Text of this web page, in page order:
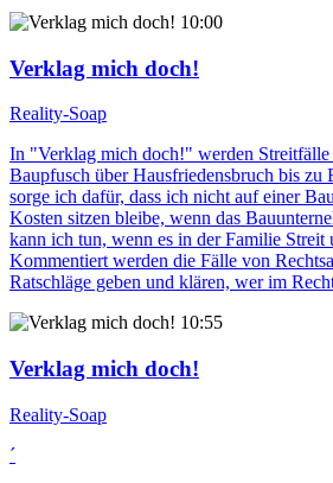
10:00
Verklag mich doch!
Reality-Soap
In "Verklag mich doch!" werden
Baupfusch über Hausfriedensbruch bis zu
sorge ich dafür, dass ich nicht auf einer
Kosten sitzen bleibe, wenn das
kann ich tun, wenn es in der Familie Streit
Kommentiert werden die Fälle von
Ratschläge geben und klären, wer im
10:55
Verklag mich doch!
Reality-Soap
´